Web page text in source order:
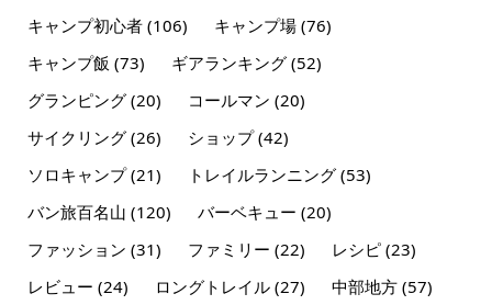
キャンプ初心者(106) キャンプ場(76)
キャンプ飯 (73) ギアランキング(52)
グランピング(20) コールマン (20)
サイクリング(26) ショップ(42)
ソロキャンプ(21) トレイルランニング(53)
バン旅百名山 (120) バーベキュー (20)
ファッション (31) ファミリー (22) レシピ(23)
レビュー (24) ロングトレイル(27) 中部地方(57)